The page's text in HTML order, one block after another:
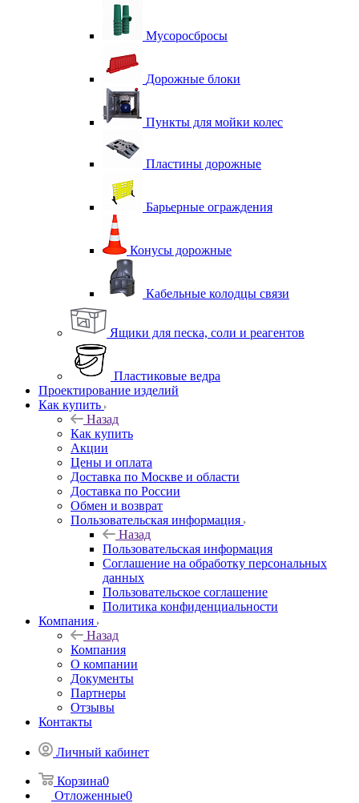
Мусоросбросы
Дорожные блоки
Пункты для мойки колес
Пластины дорожные
Барьерные ограждения
Конусы дорожные
Кабельные колодцы связи
Ящики для песка, соли и реагентов
Пластиковые ведра
Проектирование изделий
Как купить
Назад
Как купить
Акции
Цены и оплата
Доставка по Москве и области
Доставка по России
Обмен и возврат
Пользовательская информация
Назад
Пользовательская информация
Соглашение на обработку персональных
данных
Пользовательское соглашение
Политика конфиденциальности
Компания
Назад
Компания
О компании
Документы
Партнеры
Отзывы
Контакты
Личный кабинет
Корзина0
Отложенные0